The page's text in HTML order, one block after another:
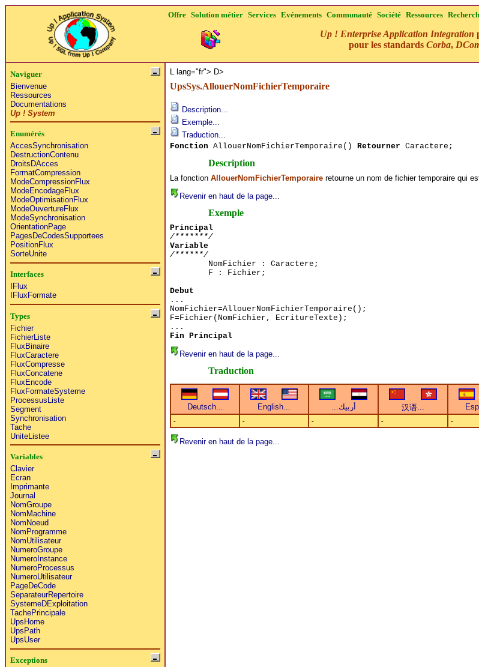
Offre Solution métier Services Evénements Communauté Société Ressources
Up ! Enterprise Application Integration
pour les standards Corba,
Naviguer
Bienvenue
Ressources
Documentations
Up ! System
Enumérés
AccesSynchronisation
DestructionContenu
DroitsDAcces
FormatCompression
ModeCompressionFlux
ModeEncodageFlux
ModeOptimisationFlux
ModeOuvertureFlux
ModeSynchronisation
OrientationPage
PagesDeCodesSupportees
PositionFlux
SorteUnite
Interfaces
IFlux
IFluxFormate
Types
Fichier
FichierListe
FluxBinaire
FluxCaractere
FluxCompresse
FluxConcatene
FluxEncode
FluxFormateSysteme
ProcessusListe
Segment
Synchronisation
Tache
UniteListee
Variables
Clavier
Ecran
Imprimante
Journal
NomGroupe
NomMachine
NomNoeud
NomProgramme
NomUtilisateur
NumeroGroupe
NumeroInstance
NumeroProcessus
NumeroUtilisateur
PageDeCode
SeparateurRepertoire
SystemeDExploitation
TachePrincipale
UpsHome
UpsPath
UpsUser
Exceptions
L lang="fr"> D>
UpsSys.AllouerNomFichierTemporaire
Description...
Exemple...
Traduction...
Fonction AllouerNomFichierTemporaire() Retourner Caractere;
Description
La fonction AllouerNomFichierTemporaireretourne un nom de fichier temporaire qui
Revenir en haut de la page...
Exemple
Principal
/*******/
Variable
/******/
NomFichier : Caractere;
F : Fichier;
Debut
...
NomFichier=AllouerNomFichierTemporaire();
F=Fichier(NomFichier, EcritureTexte);
...
Fin Principal
Revenir en haut de la page...
Traduction
- - - - -
Revenir en haut de la page...